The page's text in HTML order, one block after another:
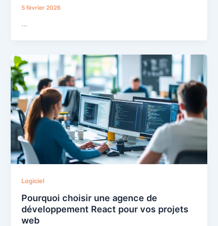
5 février 2026
…
Logiciel
Pourquoi choisir une agence de
développement React pour vos projets
web